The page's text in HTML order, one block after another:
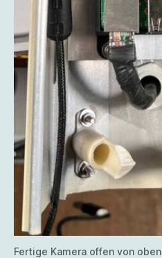
Fertige Kamera offen von oben